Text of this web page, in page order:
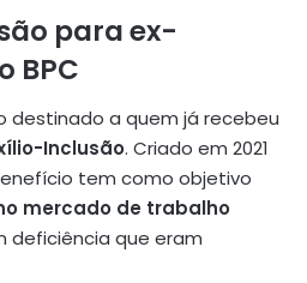
para ex-
BPC
destinado a quem já recebeu
Inclusão. Criado em 2021
tem como objetivo
mercado de trabalho
deficiência que eram